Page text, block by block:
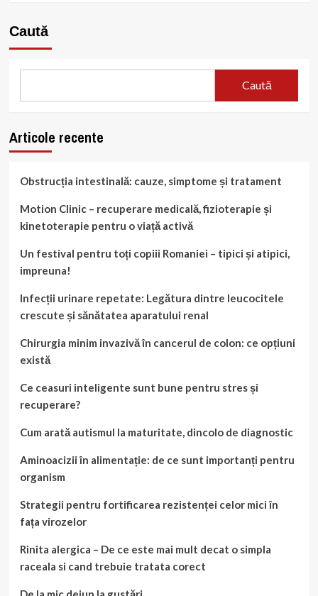
Caută
Caută
Articole recente
Obstrucția intestinală: cauze, simptome și tratament
Motion Clinic – recuperare medicală, fizioterapie și
kinetoterapie pentru o viață activă
Un festival pentru toți copiii Romaniei – tipici și atipici,
impreuna!
Infecții urinare repetate: Legătura dintre leucocitele
crescute și sănătatea aparatului renal
Chirurgia minim invazivă în cancerul de colon: ce opțiuni
există
Ce ceasuri inteligente sunt bune pentru stres și
recuperare?
Cum arată autismul la maturitate, dincolo de diagnostic
Aminoacizii în alimentație: de ce sunt importanți pentru
organism
Strategii pentru fortificarea rezistenței celor mici în
fața virozelor
Rinita alergica – De ce este mai mult decat o simpla
raceala si cand trebuie tratata corect